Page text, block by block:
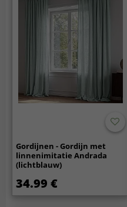
Gordijnen - Gordijn met
linnenimitatie Andrada
(lichtblauw)
34.99 €